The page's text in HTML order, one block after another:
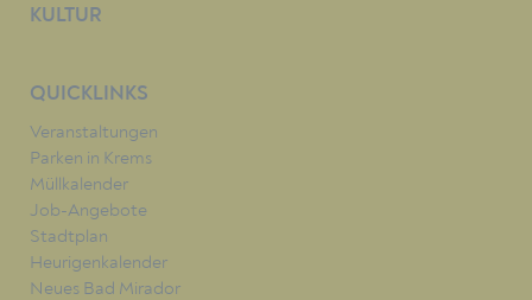
KULTUR
QUICKLINKS
Veranstaltungen
Parken in Krems
Müllkalender
Job-Angebote
Stadtplan
Heurigenkalender
Neues Bad Mirador